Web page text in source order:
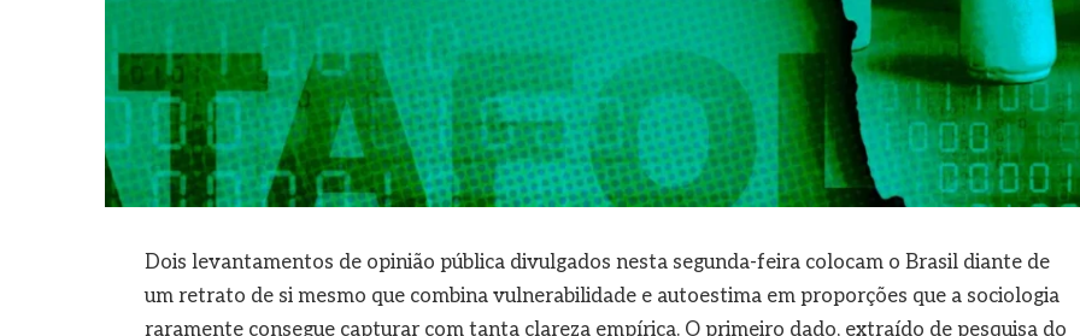
Dois levantamentos de opinião pública divulgados nesta segunda-feira colocam o Brasil diante de
um retrato de si mesmo que combina vulnerabilidade e autoestima em proporções que a sociologia
raramente consegue capturar com tanta clareza empírica. O primeiro dado, extraído de pesquisa do